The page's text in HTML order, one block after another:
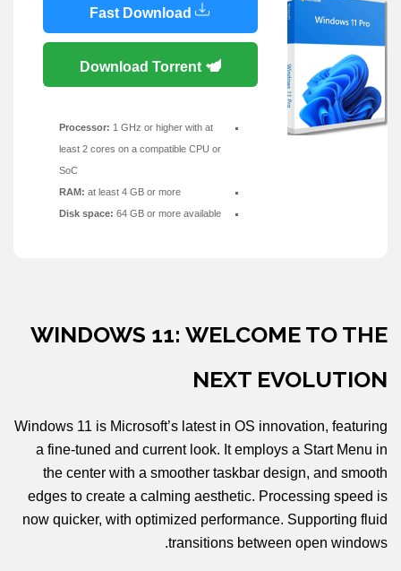
Processor: 1 GHz or higher with at
least 2 cores on a compatible CPU or
SoC
RAM: at least 4 GB or more
Disk space: 64 GB or more available
WINDOWS 11: WELCOME TO THE
NEXT EVOLUTION
Windows 11 is Microsoft’s latest in OS innovation, featuring
a fine-tuned and current look. It employs a Start Menu in
the center with a smoother taskbar design, and smooth
edges to create a calming aesthetic. Processing speed is
now quicker, with optimized performance. Supporting fluid
transitions between open windows.